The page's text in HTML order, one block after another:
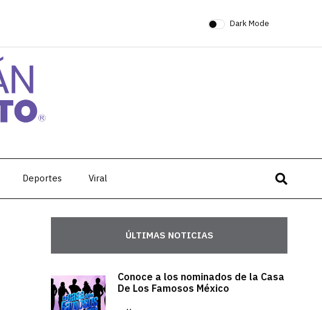
Dark Mode
Deportes Viral
ÚLTIMAS NOTICIAS
Conoce a los nominados de la Casa
De Los Famosos México